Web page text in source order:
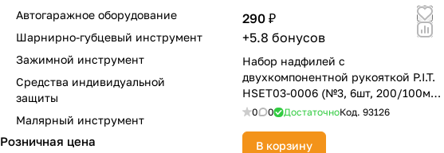
290 ₽
+5.8 бонусов
Набор надфилей с
двухкомпонентной рукояткой P.I.T.
HSET03-0006 (№3, 6шт, 200/100мм,
2-я насечка)
0 0 ДостаточноКод. 93126
В корзину
Автогаражное оборудование
Шарнирно-губцевый инструмент
Зажимной инструмент
Средства индивидуальной
защиты
Малярный инструмент
Розничная цена
Подробнее